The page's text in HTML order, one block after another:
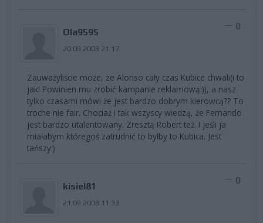
Ola9595
20.09.2008 21:17
0
Zauważyliście może, ze Alonso cały czas Kubice chwali(i to
jak! Powinien mu zrobić kampanie reklamową:)), a nasz
tylko czasami mówi że jest bardzo dobrym kierowcą?? To
troche nie fair. Chociaż i tak wszyscy wiedzą, że Fernando
jest bardzo utalentowany. Zresztą Robert też. I jeśli ja
miałabym któregoś zatrudnić to byłby to Kubica. Jest
tańszy:)
kisiel81
21.09.2008 11:33
0